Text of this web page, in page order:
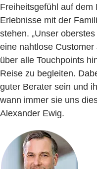
Freiheitsgefühl auf
Erlebnisse mit der
stehen. „Unser
eine nahtlose
über alle Touchpoints
Reise zu begleiten.
guter Berater sein und
wann immer sie uns
Alexander Ewig.